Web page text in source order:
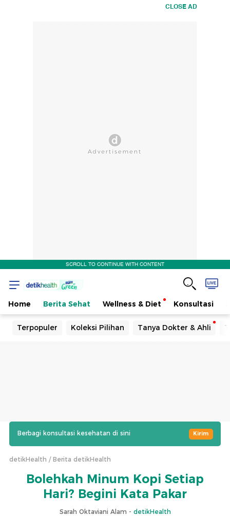
CLOSE AD
SCROLL TO CONTINUE WITH CONTENT
Home Berita Sehat Wellness & Diet Konsultasi
Terpopuler Koleksi Pilihan Tanya Dokter & Ahli
Berbagi konsultasi kesehatan di sini Kirim
detikHealth Berita detikHealth
Bolehkah Minum Kopi Setiap
Hari? Begini Kata Pakar
Sarah Oktaviani Alam - detikHealth